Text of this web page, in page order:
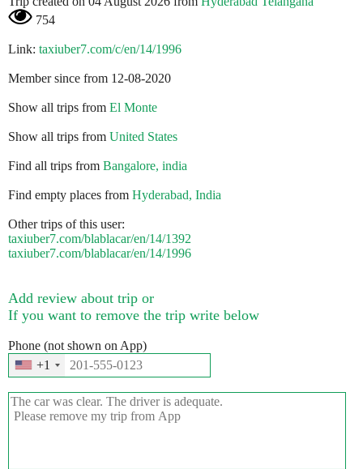
754
Link: taxiuber7.com/c/en/14/1996
Member since from 12-08-2020
Show all trips from El Monte
Show all trips from United States
Find all trips from Bangalore, india
Find empty places from Hyderabad, India
Other trips of this user:
taxiuber7.com/blablacar/en/14/1392
taxiuber7.com/blablacar/en/14/1996
Add review about trip or
If you want to remove the trip write below
Phone (not shown on App)
+1